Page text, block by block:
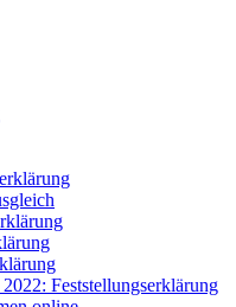
Feststellungserklärung